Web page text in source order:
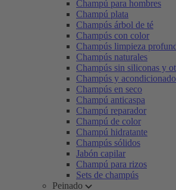
Champú para hombres
Champú plata
Champús árbol de té
Champús con color
Champús limpieza
Champús naturales
Champús sin siliconas y
Champús y
Champús en seco
Champú anticaspa
Champú reparador
Champú de color
Champú hidratante
Champús sólidos
Jabón capilar
Champú para rizos
Sets de champús
Peinado